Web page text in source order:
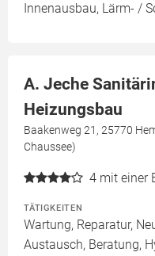
Innenausbau, Lärm- /
A. Jeche
Heizungsbau
Baakenweg 21, 25770
Chaussee)
4 mit einer
TÄTIGKEITEN
Wartung, Reparatur,
Austausch, Beratung,